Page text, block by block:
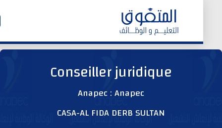
ابحث عن وظيفة
Conseiller juridique
Anapec : Anapec
CASA-AL FIDA DERB SULTAN